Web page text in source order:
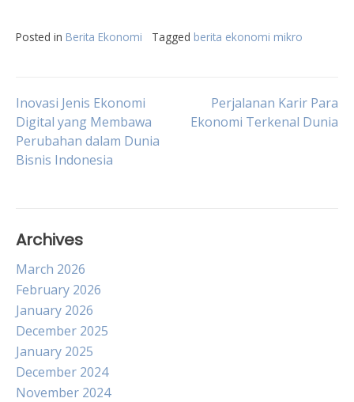
Posted in Berita Ekonomi Tagged berita ekonomi mikro
Post
navigation
Inovasi Jenis Ekonomi
Digital yang Membawa
Perubahan dalam Dunia
Bisnis Indonesia
Perjalanan Karir Para
Ekonomi Terkenal Dunia
Archives
March 2026
February 2026
January 2026
December 2025
January 2025
December 2024
November 2024